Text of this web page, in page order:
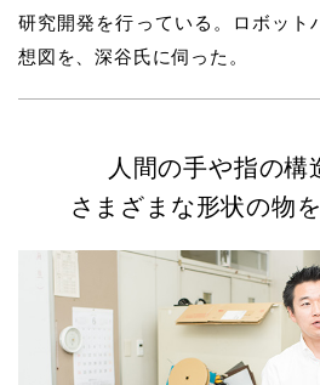
研究開発を行っている。ロボット
想図を、深谷氏に伺った。
人間の手や指の構
さまざまな形状の物